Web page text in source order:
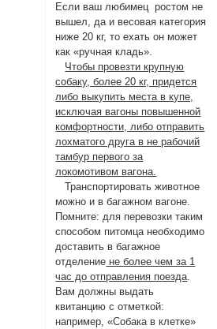
Если ваш любимец ростом не
вышел, да и весовая категория
ниже 20 кг, то ехать он может
как «ручная кладь».
Чтобы провезти крупную
собаку, более 20 кг, придется
либо выкупить места в купе,
исключая вагоны повышенной
комфортности, либо отправить
лохматого друга в не рабочий
тамбур первого за
локомотивом вагона.
Транспортировать животное
можно и в багажном вагоне.
Помните: для перевозки таким
способом питомца необходимо
доставить в багажное
отделение не более чем за 1
час до отправления поезда.
Вам должны выдать
квитанцию с отметкой:
например, «Собака в клетке»